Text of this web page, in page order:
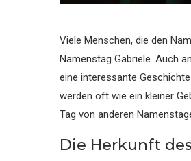
Viele Menschen, die den
Namenstag Gabriele. Auch
eine interessante
werden oft wie ein kleiner
Tag von anderen
Die Herkunft